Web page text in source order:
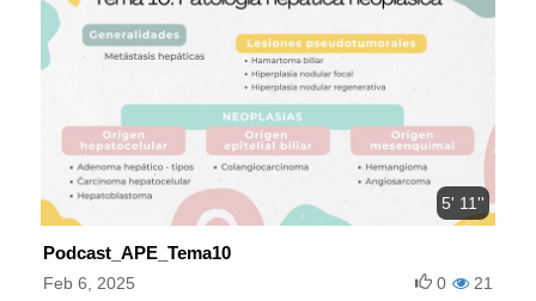
5' 11''
Podcast_APE_Tema10
Feb 6, 2025 21
0